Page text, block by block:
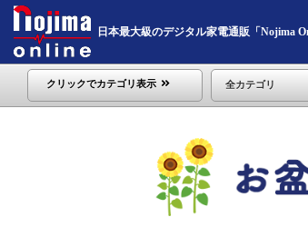
日本最大級のデジタル家電通販「Nojima
クリックでカテゴリ表示 全カテゴリ